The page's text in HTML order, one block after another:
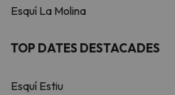
Esquí La Molina
TOP DATES DESTACADES
Esquí Estiu